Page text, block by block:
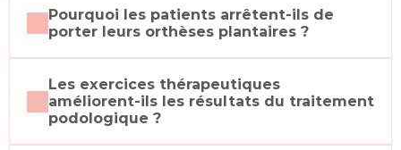
Pourquoi les patients arrêtent-ils de
porter leurs orthèses plantaires ?
Les exercices thérapeutiques
améliorent-ils les résultats du traitement
podologique ?